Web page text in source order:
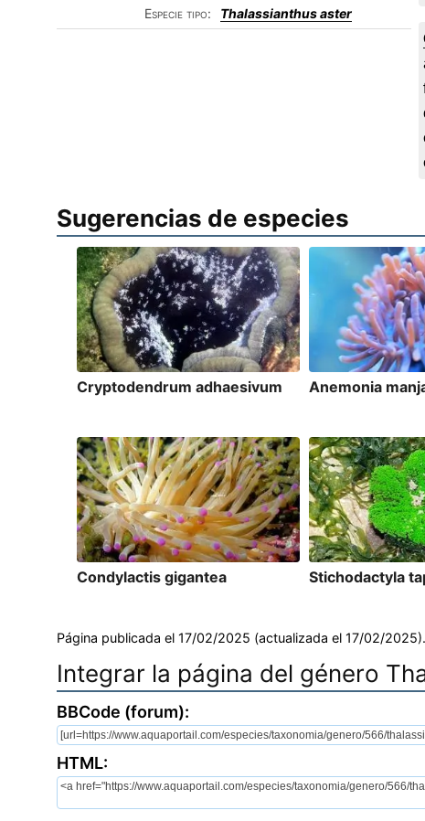
Especie tipo:
Thalassianthus aster
Sugerencias de especies
Cryptodendrum adhaesivum Anemonia
Condylactis gigantea Stichodactyla
Página publicada el 17/02/2025 (actualizada el 17/02/2025).
Integrar la página del género
BBCode (forum):
HTML: